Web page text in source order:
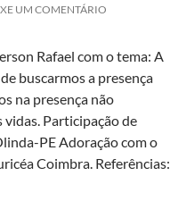
UM COMENTÁRIO
Rafael com o tema: A
buscarmos a presença
na presença não
vidas. Participação de
PE Adoração com o
Coimbra. Referências: